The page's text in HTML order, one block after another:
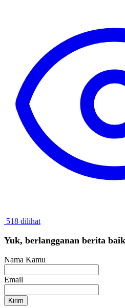
518 dilihat
Yuk, berlangganan berita
Nama Kamu
Email
Kirim